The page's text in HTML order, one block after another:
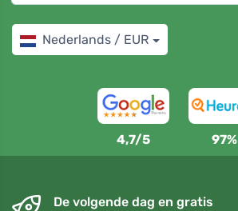
Nederlands / EUR
4,7/5 97%
De volgende dag en gratis